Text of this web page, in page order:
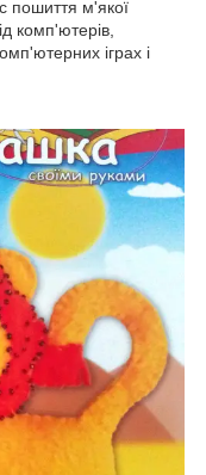
пошиття м'якої
комп'ютерів,
іграх і